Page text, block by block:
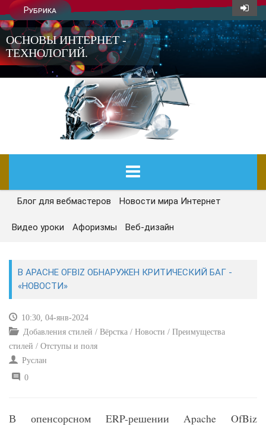
Рубрика
ОСНОВЫ ИНТЕРНЕТ -
ТЕХНОЛОГИЙ.
ГЛАВНАЯ
СЕГОДНЯ
РЕМОНТ И СОВЕТЫ
ИНТЕРНЕТ И СВЯЗЬ
УЧЕБНИК CSS
Блог для вебмастеров Новости мира Интернет
Видео уроки Афоризмы Веб-дизайн
В APACHE OFBIZ ОБНАРУЖЕН КРИТИЧЕСКИЙ БАГ -
«НОВОСТИ»
10:30, 04-янв-2024
Добавления стилей / Вёрстка / Новости / Преимущества
стилей / Отступы и поля
Руслан
0
В опенсорсном ERP-решении Apache OfBiz